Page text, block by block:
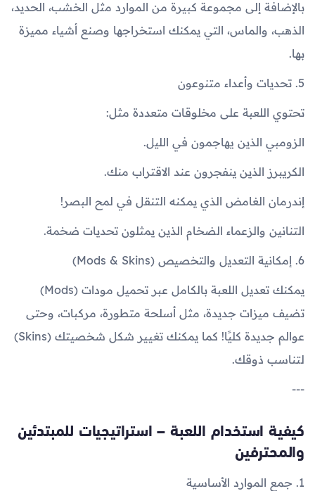
بالإضافة إلى مجموعة كبيرة من الموارد مثل الخشب، الحديد،
الذهب، والماس، التي يمكنك استخراجها وصنع أشياء مميزة
بها.
5. تحديات وأعداء متنوعون
تحتوي اللعبة على مخلوقات متعددة مثل:
الزومبي الذين يهاجمون في الليل.
الكريبرز الذين ينفجرون عند الاقتراب منك.
إندرمان الغامض الذي يمكنه التنقل في لمح البصر!
التنانين والزعماء الضخام الذين يمثلون تحديات ضخمة.
6. إمكانية التعديل والتخصيص (Mods & Skins)
يمكنك تعديل اللعبة بالكامل عبر تحميل مودات (Mods)
تضيف ميزات جديدة، مثل أسلحة متطورة، مركبات، وحتى
عوالم جديدة كليًا! كما يمكنك تغيير شكل شخصيتك (Skins)
لتناسب ذوقك.
---
كيفية استخدام اللعبة – استراتيجيات للمبتدئين
والمحترفين
1. جمع الموارد الأساسية